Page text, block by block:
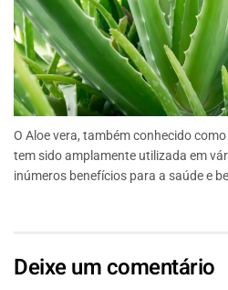
O Aloe vera, também conhecido
tem sido amplamente utilizada em
inúmeros benefícios para a saúde e
Deixe um comentário